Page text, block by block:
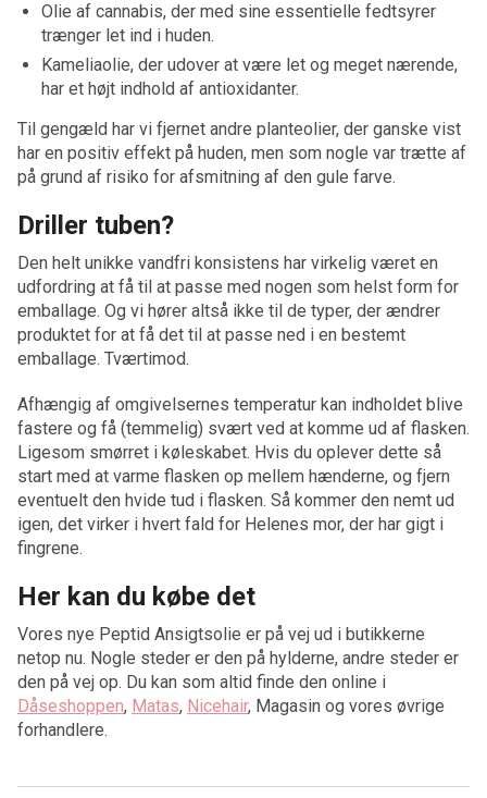
Olie af cannabis, der med sine essentielle fedtsyrer
trænger let ind i huden.
Kameliaolie, der udover at være let og meget nærende,
har et højt indhold af antioxidanter.
Til gengæld har vi fjernet andre planteolier, der ganske vist
har en positiv effekt på huden, men som nogle var trætte af
på grund af risiko for afsmitning af den gule farve.
Driller tuben?
Den helt unikke vandfri konsistens har virkelig været en
udfordring at få til at passe med nogen som helst form for
emballage. Og vi hører altså ikke til de typer, der ændrer
produktet for at få det til at passe ned i en bestemt
emballage. Tværtimod.
Afhængig af omgivelsernes temperatur kan indholdet blive
fastere og få (temmelig) svært ved at komme ud af flasken.
Ligesom smørret i køleskabet. Hvis du oplever dette så
start med at varme flasken op mellem hænderne, og fjern
eventuelt den hvide tud i flasken. Så kommer den nemt ud
igen, det virker i hvert fald for Helenes mor, der har gigt i
fingrene.
Her kan du købe det
Vores nye Peptid Ansigtsolie er på vej ud i butikkerne
netop nu. Nogle steder er den på hylderne, andre steder er
den på vej op. Du kan som altid finde den online i
Dåseshoppen, Matas, Nicehair, Magasin og vores øvrige
forhandlere.